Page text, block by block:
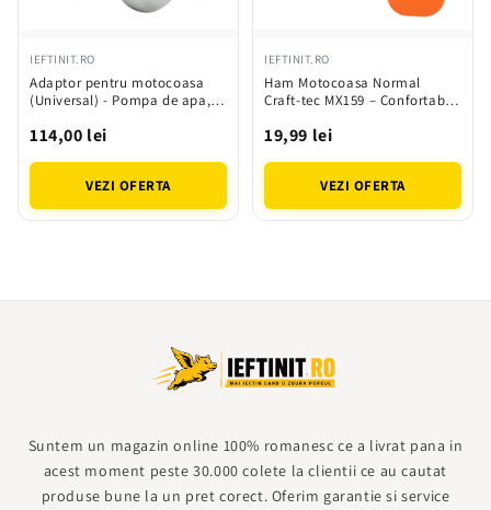
IEFTINIT.RO
Adaptor pentru motocoasa
(Universal) - Pompa de apa,
114,00 lei
VEZI OFERTA
IEFTINIT.RO
Ham Motocoasa Normal
Craft-tec MX159 – Confortabil
Eficienta
19,99 lei
VEZI OFERTA
Suntem un magazin online 100% romanesc ce a livrat pana in
acest moment peste 30.000 colete la clientii ce au cautat
produse bune la un pret corect. Oferim garantie si service